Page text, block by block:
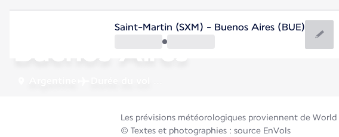
Buenos Aires
Saint-Martin (SXM) - Buenos Aires (BUE)
Les prévisions météorologiques proviennent de
© Textes et photographies : source EnVols